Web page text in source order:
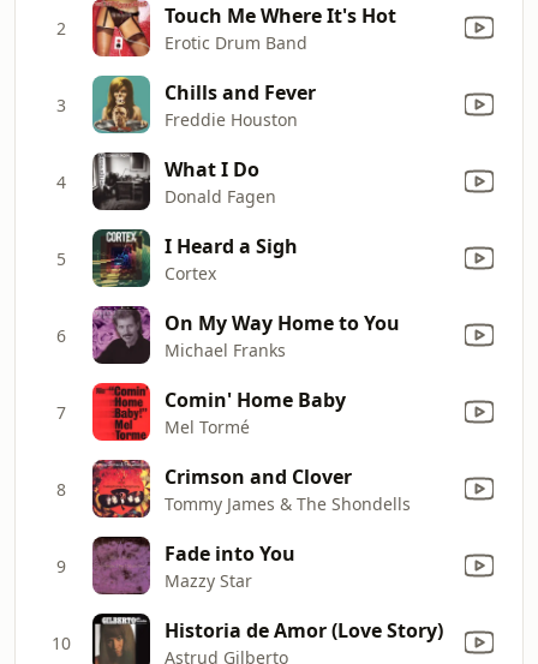
2 Touch Me Where It's Hot
Erotic Drum Band
3 Chills and Fever
Freddie Houston
4 What I Do
Donald Fagen
5 I Heard a Sigh
Cortex
6 On My Way Home to You
Michael Franks
7 Comin' Home Baby
Mel Tormé
8 Crimson and Clover
Tommy James & The Shondells
9 Fade into You
Mazzy Star
10 Historia de Amor (Love Story)
Astrud Gilberto